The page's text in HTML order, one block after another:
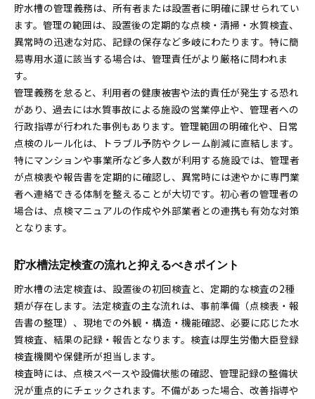
貯水槽の管理義務は、所有者または設置者に明確に課せられてい
ます。管理の範囲は、設置後の定期的な点検・清掃・水質検査、
異常時の迅速な対応、記録の保存など多岐にわたります。特に簡
易専用水道に該当する場合は、管理責任がより厳格に問われま
す。
管理義務を怠ると、利用者の健康被害や法的責任が発生する恐れ
があり、過去には水質事故による施設の営業停止や、管理者への
行政指導が行われた事例もあります。管理範囲の明確化や、日常
点検のルール化は、トラブル予防やクレーム削減に直結します。
特にマンションや事業所など多人数が利用する施設では、管理者
が点検表や報告書を定期的に確認し、異常時には速やかに専門業
者へ連絡できる体制を整えることが大切です。初心者の管理者の
場合は、点検マニュアルの作成や外部業者との連携も有効な対策
となります。
貯水槽法定検査の流れと抑えるべきポイント
貯水槽の法定検査は、設置後の初回検査と、定期的な検査の2種
類が存在します。法定検査の主な流れは、事前準備（点検表・報
告書の整理）、現地での外観・構造・機能確認、必要に応じた水
質検査、結果の記録・報告となります。検査は厚生労働大臣登録
検査機関や保健所が担当します。
検査時には、点検スペースや設備状態の確認、管理記録の整備状
況が重点的にチェックされます。不備があった場合、改善指導や